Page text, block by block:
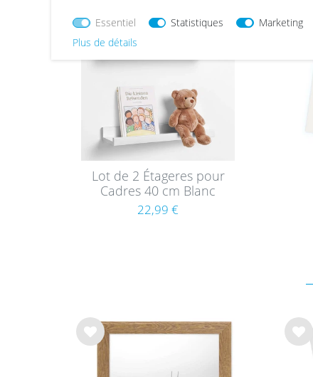
sou
hait
Lot de 2 Étageres pour
Cadres 40 cm Blanc
22,99 €
sou
List
List
Essentiel Statistiques Marketing
Plus de détails